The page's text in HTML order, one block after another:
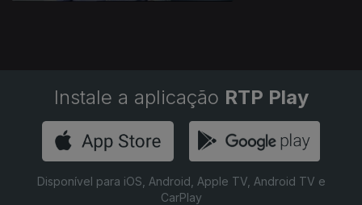
Instale a aplicação RTP Play
Disponível para iOS, Android, Apple TV, Android TV e
CarPlay